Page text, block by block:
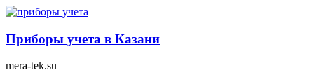
Перейти
содержимому
Приборы учета в Казани
mera-tek.su